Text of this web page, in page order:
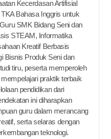
Kecerdasan Artifisial
Bahasa Inggris untuk
SMK Bidang Seni dan
STEAM, Informatika
Kreatif Berbasis
Bisnis Produk Seni dan
tiru, peserta memperoleh
praktik terbaik
pendidikan dari
ini diharapkan
guru dalam merancang
serta selaras dengan
teknologi.